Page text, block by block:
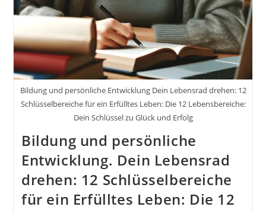
Bildung und persönliche Entwicklung Dein Lebensrad drehen: 12
Schlüsselbereiche für ein Erfülltes Leben: Die 12 Lebensbereiche:
Dein Schlüssel zu Glück und Erfolg
Bildung und persönliche
Entwicklung. Dein Lebensrad
drehen: 12 Schlüsselbereiche
für ein Erfülltes Leben: Die 12